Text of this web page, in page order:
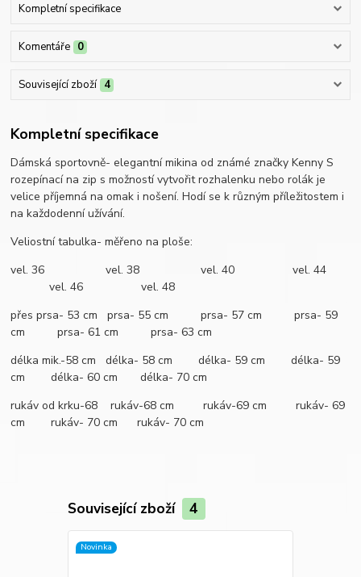
Kompletní specifikace
Komentáře 0
Související zboží 4
Kompletní specifikace
Dámská sportovně- elegantní mikina od známé značky Kenny S
rozepínací na zip s možností vytvořit rozhalenku nebo rolák je
velice příjemná na omak i nošení. Hodí se k různým příležitostem i
na každodenní užívání.
Veliostní tabulka- měřeno na ploše:
vel. 36 vel. 38 vel. 40 vel. 44
vel. 46 vel. 48
přes prsa- 53 cm prsa- 55 cm prsa- 57 cm prsa- 59
cm prsa- 61 cm prsa- 63 cm
délka mik.-58 cm délka- 58 cm délka- 59 cm délka- 59
cm délka- 60 cm délka- 70 cm
rukáv od krku-68 rukáv-68 cm rukáv-69 cm rukáv- 69
cm rukáv- 70 cm rukáv- 70 cm
Související zboží 4
Novinka